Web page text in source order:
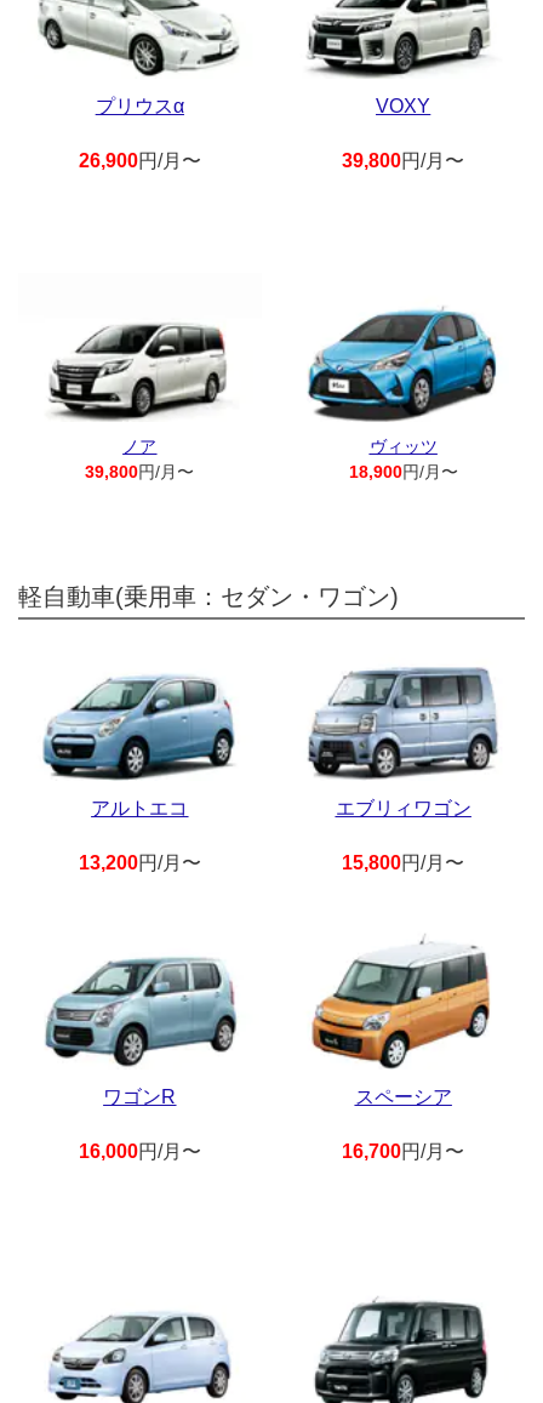
プリウスα
26,900円/月〜
VOXY
39,800円/月〜
ノア
39,800円/月〜
ヴィッツ
18,900円/月〜
軽自動車(乗用車：セダン・ワゴン)
アルトエコ
13,200円/月〜
エブリィワゴン
15,800円/月〜
ワゴンR
16,000円/月〜
スペーシア
16,700円/月〜